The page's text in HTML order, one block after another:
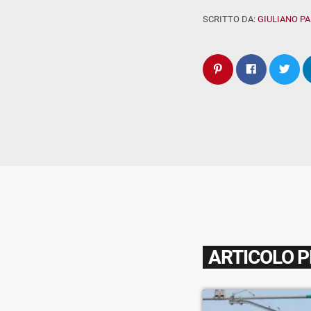
SCRITTO DA: GIULIANO
ARTICOLO